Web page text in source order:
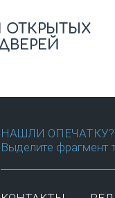
ОТКРЫТЫХ
НАШЛИ ОПЕЧАТКУ?
Выделите фрагмент